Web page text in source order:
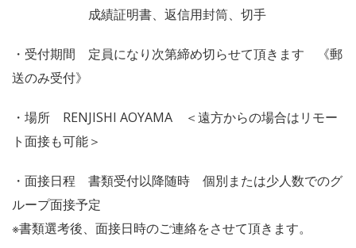
成績証明書、返信用封筒、切手
・受付期間 定員になり次第締め切らせて頂きます 《郵
送のみ受付》
・場所 RENJISHI AOYAMA ＜遠方からの場合はリモー
ト面接も可能＞
・面接日程 書類受付以降随時 個別または少人数でのグ
ループ面接予定
※書類選考後、面接日時のご連絡をさせて頂きます。